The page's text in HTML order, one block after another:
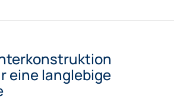
eine langlebige